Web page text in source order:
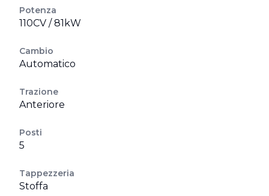
Potenza
110CV / 81kW
Cambio
Automatico
Trazione
Anteriore
Posti
5
Tappezzeria
Stoffa